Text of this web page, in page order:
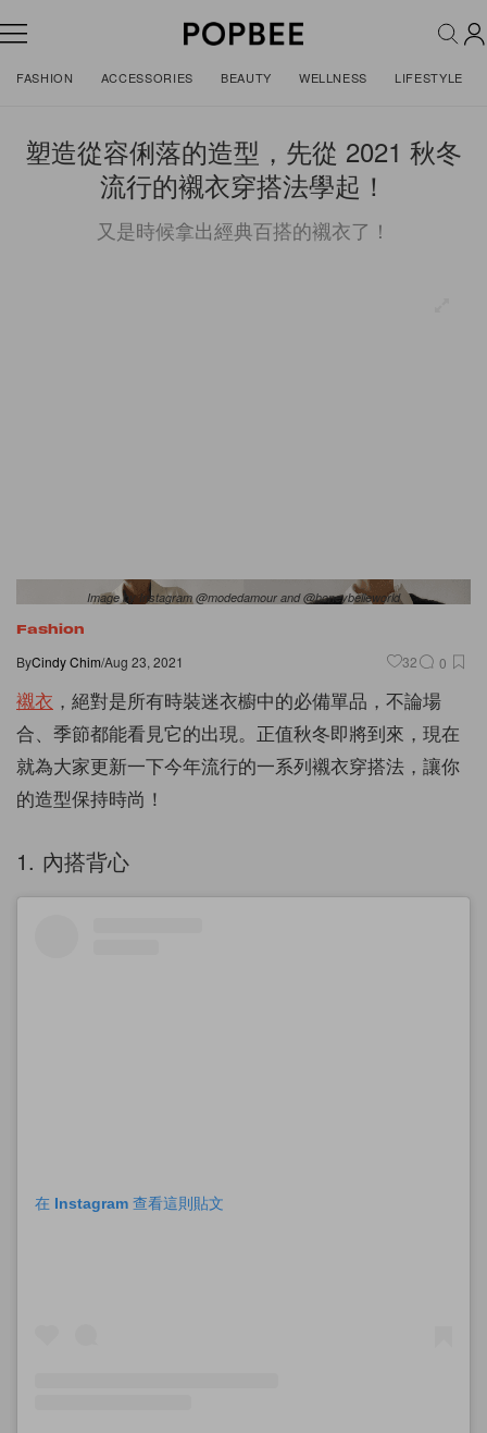
FASHION ACCESSORIES BEAUTY WELLNESS LIFESTYLE
塑造從容俐落的造型，先從 2021 秋冬
流行的襯衣穿搭法學起！
又是時候拿出經典百搭的襯衣了！
Image by Instagram @modedamour and @honeybelleworld
Fashion
ByCindy Chim/Aug 23, 2021 32 0
襯衣 ，絕對是所有時裝迷衣櫥中的必備單品，不論場
合、季節都能看見它的出現。正值秋冬即將到來，現在
就為大家更新一下今年流行的一系列襯衣穿搭法，讓你
的造型保持時尚！
1. 內搭背心
在 Instagram 查看這則貼文